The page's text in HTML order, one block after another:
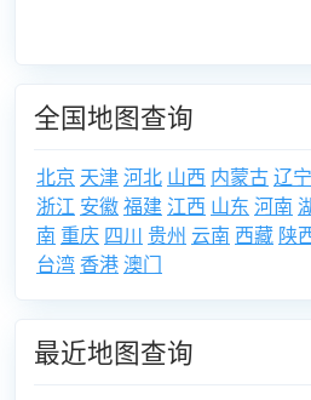
全国地图查询
北京 天津河北 山西 内蒙古辽宁
浙江 安徽福建 江西 山东 河南
南 重庆 四川 贵州 云南 西藏 陕
台湾 香港 澳门
最近地图查询